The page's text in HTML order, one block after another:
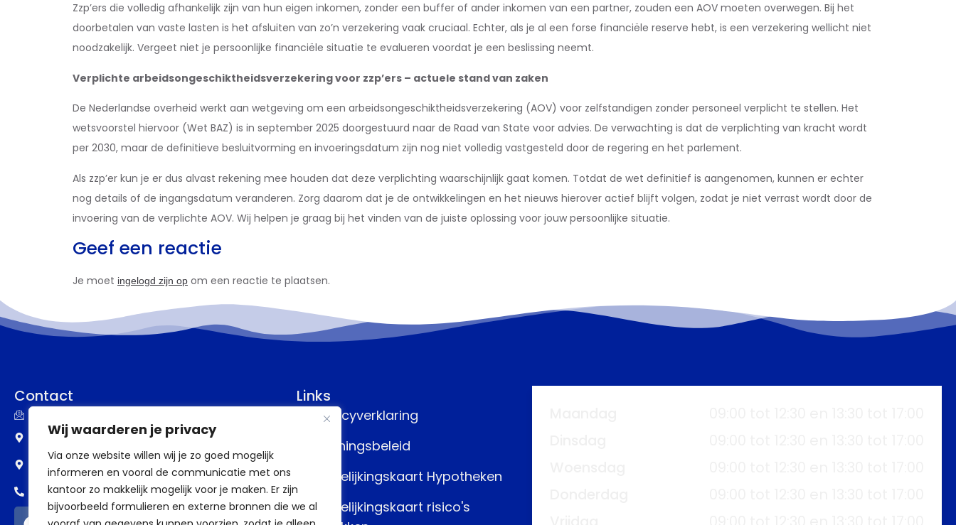
Wij waarderen je privacy
Via onze website willen wij je zo goed mogelijk
informeren en vooral de communicatie met ons
kantoor zo makkelijk mogelijk voor je maken. Er zijn
bijvoorbeeld formulieren en externe bronnen die we al
Zzp’ers die volledig afhankelijk zijn van hun eigen inkomen, zonder een buffer of ander inkomen van een partner, zouden een AOV moeten overwegen. Bij het
doorbetalen van vaste lasten is het afsluiten van zo’n verzekering vaak cruciaal. Echter, als je al een forse financiële reserve hebt, is een verzekering wellicht niet
noodzakelijk. Vergeet niet je persoonlijke financiële situatie te evalueren voordat je een beslissing neemt.
Verplichte arbeidsongeschiktheidsverzekering voor zzp’ers – actuele stand van zaken
De Nederlandse overheid werkt aan wetgeving om een arbeidsongeschiktheidsverzekering (AOV) voor zelfstandigen zonder personeel verplicht te stellen. Het
wetsvoorstel hiervoor (Wet BAZ) is in september 2025 doorgestuurd naar de Raad van State voor advies. De verwachting is dat de verplichting van kracht wordt
per 2030, maar de definitieve besluitvorming en invoeringsdatum zijn nog niet volledig vastgesteld door de regering en het parlement.
Als zzp’er kun je er dus alvast rekening mee houden dat deze verplichting waarschijnlijk gaat komen. Totdat de wet definitief is aangenomen, kunnen er echter
nog details of de ingangsdatum veranderen. Zorg daarom dat je de ontwikkelingen en het nieuws hierover actief blijft volgen, zodat je niet verrast wordt door de
invoering van de verplichte AOV. ​ Wij helpen je graag bij het vinden van de juiste oplossing voor jouw persoonlijke situatie.
Geef een reactie
Je moet ingelogd zijn op om een reactie te plaatsen.
Contact
Frankenstraat 77
6582 CW Heumen
0318 - 388 69 98
Links
Privacyverklaring
Beloningsbeleid
Vergelijkingskaart Hypotheken
Vergelijkingskaart risico's